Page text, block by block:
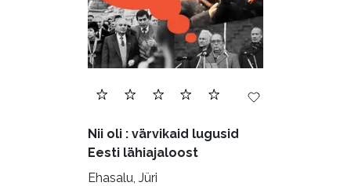
Nii oli : värvikaid lugusid
Eesti lähiajaloost
Ehasalu, Jüri